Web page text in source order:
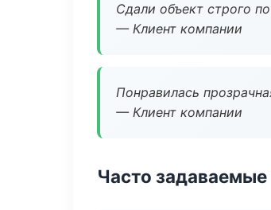
Сдали объект строго
— Клиент компании
Понравилась
— Клиент компании
Часто